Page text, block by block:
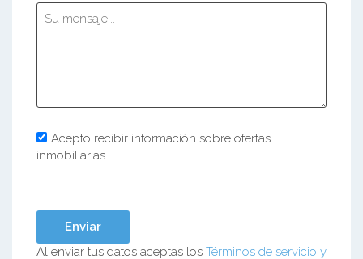
Acepto recibir información sobre ofertas
inmobiliarias
Al enviar tus datos aceptas los Términos de servicio y